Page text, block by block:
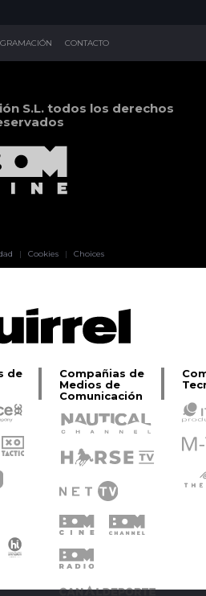
CONTACTO
S.L. todos los derechos
| Cookies | Choices
de
Compañias de
Medios de
Comunicación